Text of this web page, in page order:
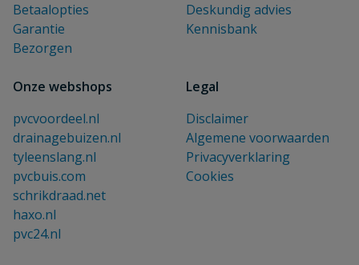
Betaalopties
Garantie
Bezorgen
Deskundig advies
Kennisbank
Onze webshops
pvcvoordeel.nl
drainagebuizen.nl
tyleenslang.nl
pvcbuis.com
schrikdraad.net
haxo.nl
pvc24.nl
Legal
Disclaimer
Algemene voorwaarden
Privacyverklaring
Cookies